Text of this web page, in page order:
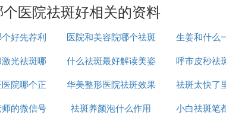
医院祛斑好相关的资料
好先荐利
医院和美容院哪个祛斑
好
生姜和什么
斑
光祛斑哪
全
什么祛斑最好解读美姿
尔
呼市皮秒祛
仁
院哪个正
华美整形医院祛斑效果
怎么样
祛斑太快了
成
的微信号
祛斑养颜泡什么作用 小白祛斑笔